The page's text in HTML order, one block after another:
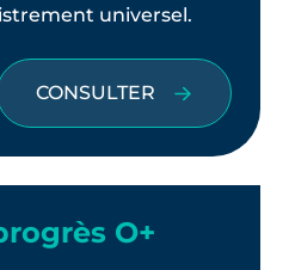
universel.
CONSULTER
O+